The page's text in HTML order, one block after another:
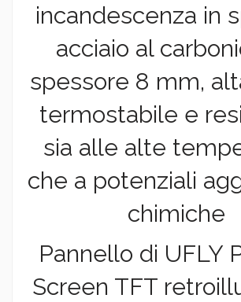
incandescenza in
acciaio al
spessore 8 mm,
termostabile e
sia alle alte
che a potenziali
chimiche
Pannello di UFLY
Screen TFT